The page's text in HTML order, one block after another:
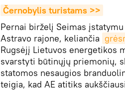
Černobylis turistams >>
Pernai birželį Seimas
Astravo rajone, keliančia
Rugsėjį Lietuvos energetikos
svarstyti būtinųjų priemonių,
statomos nesaugios
teigia, kad AE atitiks